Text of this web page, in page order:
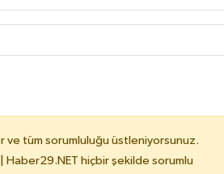
ve tüm sorumluluğu üstleniyorsunuz.
Haber29.NET hiçbir şekilde sorumlu